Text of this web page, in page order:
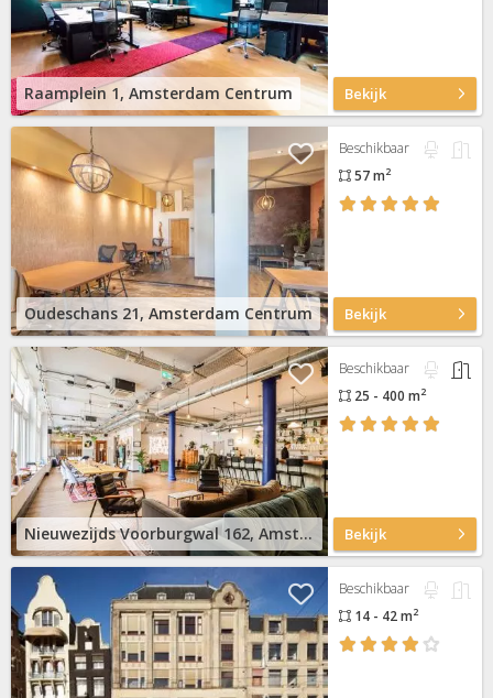
Raamplein 1, Amsterdam Centrum Bekijk
Oudeschans 21, Amsterdam Centrum
Beschikbaar
57 m2
Bekijk
Nieuwezijds Voorburgwal 162, Amsterdam Centrum
Beschikbaar
25 - 400 m2
Bekijk
Beschikbaar
14 - 42 m2